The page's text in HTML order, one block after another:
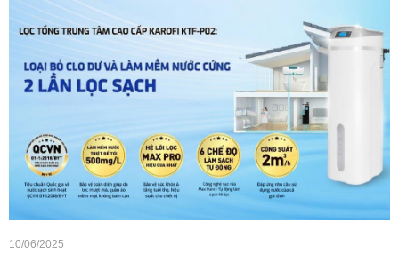
10/06/2025